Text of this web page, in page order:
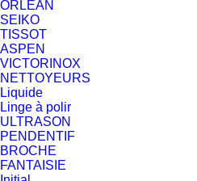
ORLEAN
SEIKO
TISSOT
ASPEN
VICTORINOX
NETTOYEURS
Liquide
Linge à polir
ULTRASON
PENDENTIF
BROCHE
FANTAISIE